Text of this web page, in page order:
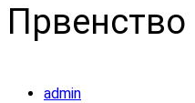
Првенство
admin